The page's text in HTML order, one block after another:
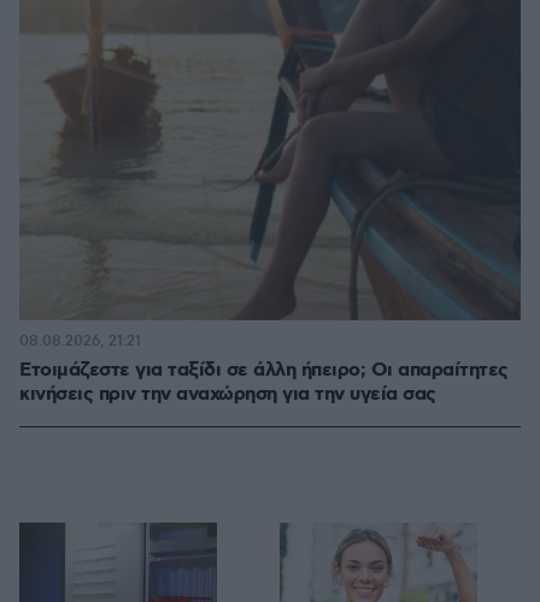
Ετοιμάζεστε για ταξίδι σε άλλη ήπειρο; Οι απαραίτητες
κινήσεις πριν την αναχώρηση για την υγεία σας
08.08.2026, 21:21